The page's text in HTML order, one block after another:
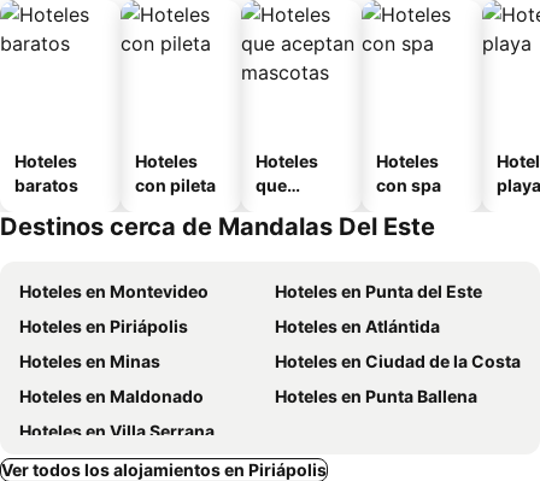
Hoteles
baratos
Hoteles
con pileta
Hoteles
que
mascotas
Hoteles
con spa
playa
Destinos cerca de Mandalas Del Este
Hoteles en Montevideo
Hoteles en Punta del Este
Hoteles en Piriápolis
Hoteles en Atlántida
Hoteles en Minas
Hoteles en Ciudad de la Costa
Hoteles en Maldonado
Hoteles en Punta Ballena
Hoteles en Villa Serrana
Ver todos los alojamientos en Piriápolis